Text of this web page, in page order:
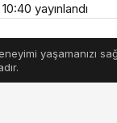
yayınlandı
yaşamanızı
Akış